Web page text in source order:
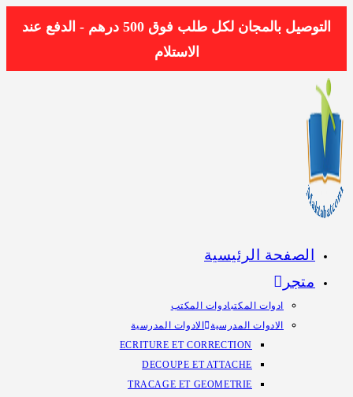
التوصيل بالمجان لكل طلب فوق 500 درهم - الدفع عند
الاستلام
الصفحة الرئيسية
متجر
ادوات المكتبادوات المكتب
الادوات المدرسية
الادوات المدرسية
ECRITURE ET CORRECTION
DECOUPE ET ATTACHE
TRACAGE ET GEOMETRIE